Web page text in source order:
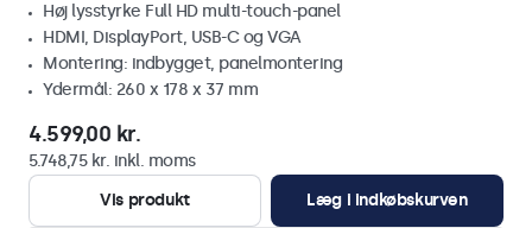
Høj lysstyrke Full HD multi-touch-panel
HDMI, DisplayPort, USB-C og VGA
Montering: indbygget, panelmontering
Ydermål: 260 x 178 x 37 mm
4.599,00 kr.
5.748,75 kr. inkl. moms
Vis produkt
Læg i indkøbskurven